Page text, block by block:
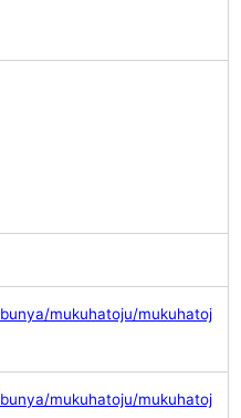
mukuhatoju/mukuhatoj
mukuhatoju/mukuhatoj